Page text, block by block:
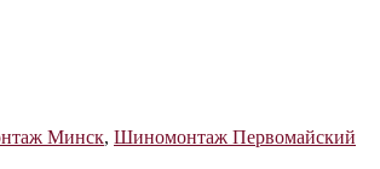
Минск, Шиномонтаж Первомайский